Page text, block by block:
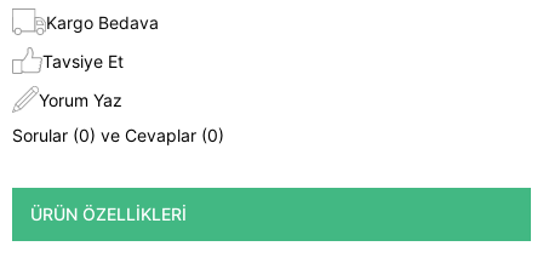
Kargo Bedava
Tavsiye Et
Yorum Yaz
Sorular (0) ve Cevaplar (0)
ÜRÜN ÖZELLIKLERI